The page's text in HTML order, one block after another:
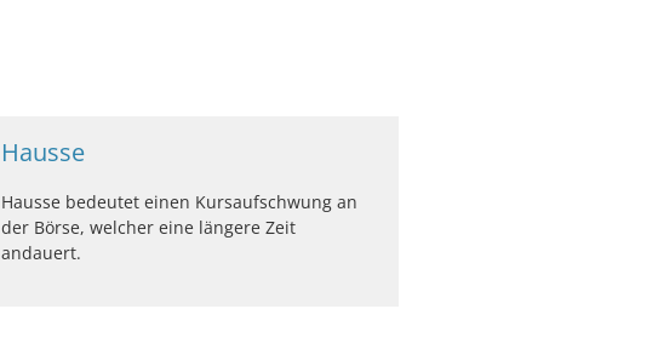
Hausse
Hausse bedeutet einen Kursaufschwung an
der Börse, welcher eine längere Zeit
andauert.